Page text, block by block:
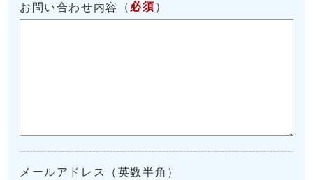
お問い合わせ内容 （ 必須 ）
メールアドレス（英数半角）